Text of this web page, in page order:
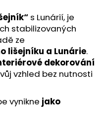
s Lunárií, je
stabilizovaných
ze
lišejníku a Lunárie.
dekorování
vzhled bez nutnosti
vynikne jako